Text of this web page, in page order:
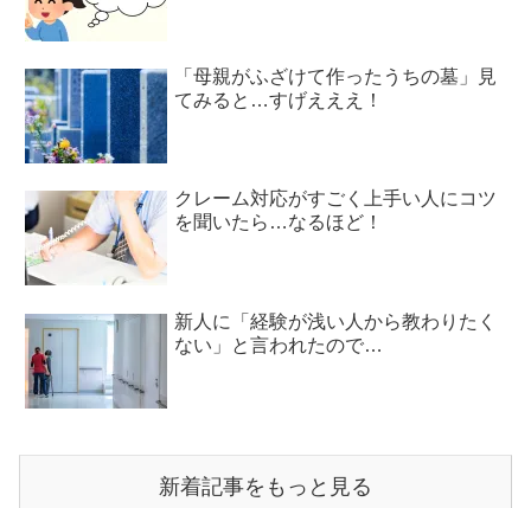
「母親がふざけて作ったうちの墓」見
てみると…すげえええ！
クレーム対応がすごく上手い人にコツ
を聞いたら…なるほど！
新人に「経験が浅い人から教わりたく
ない」と言われたので…
新着記事をもっと見る